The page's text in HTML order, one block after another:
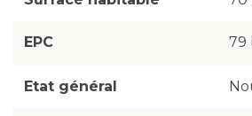
EPC 79
Etat général